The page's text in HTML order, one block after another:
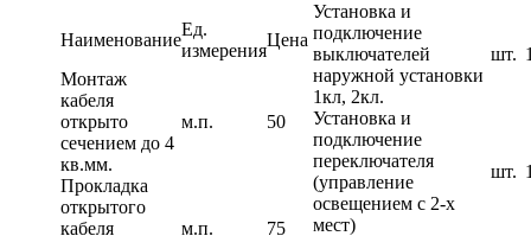
Наименование
Ед.
измерения
Цена
Монтаж
кабеля
открыто
сечением до 4
кв.мм.
м.п. 50
Прокладка
открытого
кабеля
м.п. 75
Установка и
подключение
выключателей
наружной установки
1кл, 2кл.
шт.
Установка и
подключение
переключателя
(управление
освещением с 2-х
мест)
шт.